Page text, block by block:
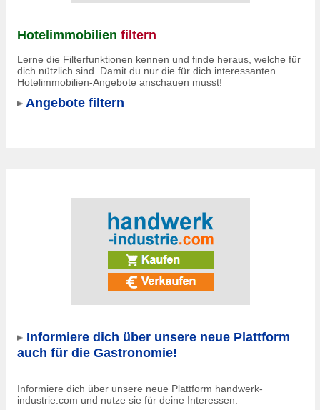
Hotelimmobilien filtern
Lerne die Filterfunktionen kennen und finde heraus, welche für
dich nützlich sind. Damit du nur die für dich interessanten
Hotelimmobilien-Angebote anschauen musst!
Angebote filtern
Informiere dich über unsere neue Plattform
auch für die Gastronomie!
Informiere dich über unsere neue Plattform handwerk-
industrie.com und nutze sie für deine Interessen.